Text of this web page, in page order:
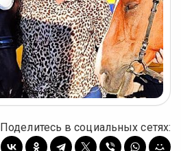
Поделитесь в социальных сетях: